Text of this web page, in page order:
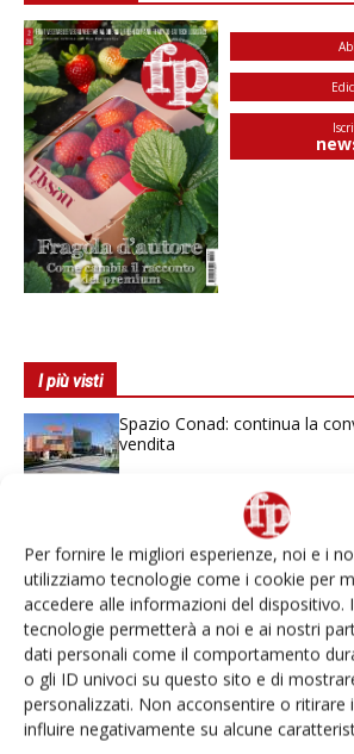
Per fornire le migliori esperienze, noi e i
utilizziamo tecnologie come i cookie per
accedere alle informazioni del dispositivo.
tecnologie permetterà a noi e ai nostri
dati personali come il comportamento
o gli ID univoci su questo sito e di
personalizzati. Non acconsentire o ritirare
influire negativamente su alcune
I più visti
Spazio Conad: continua la
vendita
L’ortofrutta di Extra
Ai #Repartofresh
Non è una susina: è Metis… e
categoria
Andamento prezzi ortofrutta
2026